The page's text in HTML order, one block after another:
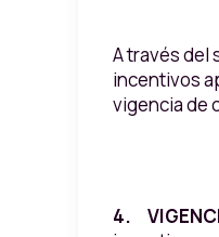
A través del
incentivos
vigencia de
4.